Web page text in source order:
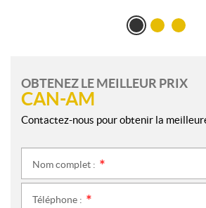
OBTENEZ LE MEILLEUR PRIX
CAN-AM
Contactez-nous pour obtenir la
Nom complet :
Téléphone :